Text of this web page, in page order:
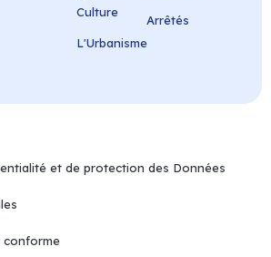
Culture
L'Urbanisme
Arrêtés
et de protection des Données
conforme